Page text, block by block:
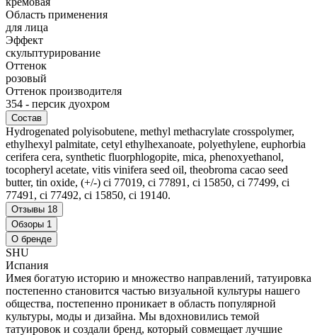
Область применения
для лица
Эффект
скульптурирование
Оттенок
розовый
Оттенок производителя
354 - персик дуохром
Состав
Hydrogenated polyisobutene, methyl methacrylate crosspolymer,
ethylhexyl palmitate, cetyl ethylhexanoate, polyethylene, euphorbia
cerifera cera, synthetic fluorphlogopite, mica, phenoxyethanol,
tocopheryl acetate, vitis vinifera seed oil, theobroma cacao seed
butter, tin oxide, (+/-) ci 77019, ci 77891, ci 15850, ci 77499, ci
77491, ci 77492, ci 15850, ci 19140.
Отзывы 18
Обзоры 1
О бренде
SHU
Испания
Имея богатую историю и множество направлений, татуировка
постепенно становится частью визуальной культуры нашего
общества, постепенно проникает в область популярной
культуры, моды и дизайна. Мы вдохновились темой
татуировок и создали бренд, который совмещает лучшие